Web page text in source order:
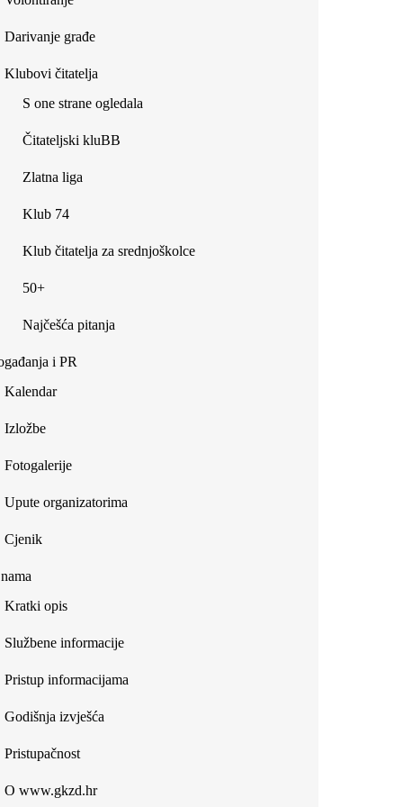
Darivanje građe
Klubovi čitatelja
S one strane ogledala
Čitateljski kluBB
Zlatna liga
Klub 74
Klub čitatelja za srednjoškolce
50+
Najčešća pitanja
i PR
Kalendar
Izložbe
Fotogalerije
Upute organizatorima
Cjenik
Kratki opis
Službene informacije
Pristup informacijama
Godišnja izvješća
Pristupačnost
O www.gkzd.hr